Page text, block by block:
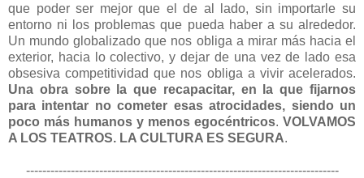
que poder ser mejor que el de al lado, sin importarle su
entorno ni los problemas que pueda haber a su alrededor.
Un mundo globalizado que nos obliga a mirar más hacia el
exterior, hacia lo colectivo, y dejar de una vez de lado esa
obsesiva competitividad que nos obliga a vivir acelerados.
Una obra sobre la que recapacitar, en la que fijarnos
para intentar no cometer esas atrocidades, siendo un
poco más humanos y menos egocéntricos. VOLVAMOS
A LOS TEATROS. LA CULTURA ES SEGURA.
-----------------------------------------------------------------------------